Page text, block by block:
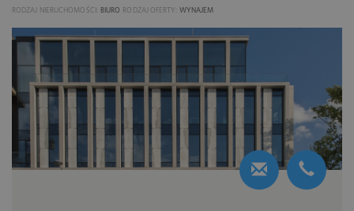
RODZAJ NIERUCHOMOŚCI: BIURO RODZAJ OFERTY: WYNAJEM